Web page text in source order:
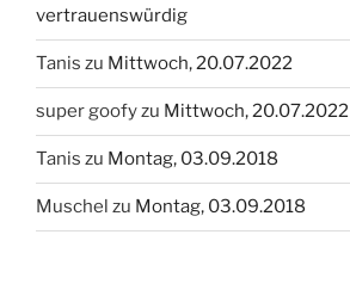
vertrauenswürdig
Tanis zu Mittwoch, 20.07.2022
super goofyzu Mittwoch, 20.07.2022
Tanis zu Montag, 03.09.2018
Muschel zu Montag, 03.09.2018